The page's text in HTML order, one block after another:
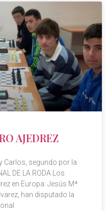
AJEDREZ
Carlos, segundo por la
DE LA RODA Los
en Europa: Jesús Mª
han disputado la